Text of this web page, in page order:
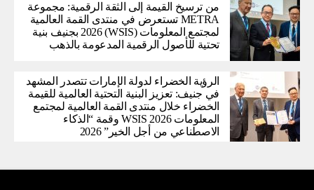
من ترسيخ القيمة إلى الثقة الرقمية: مجموعة
METRA تستعرض في منتدى القمة العالمية
لمجتمع المعلومات (WSIS) 2026 بجنيف بنية
تحتية للأصول الرقمية المدعومة بالذهب
الرؤية الخضراء لدولة الإمارات تتصدر المشهد
في جنيف: تعزيز البنية التحتية العالمية للقيمة
الخضراء خلال منتدى القمة العالمية لمجتمع
المعلومات WSIS 2026 وقمة “الذكاء
الاصطناعي من أجل الخير” 2026